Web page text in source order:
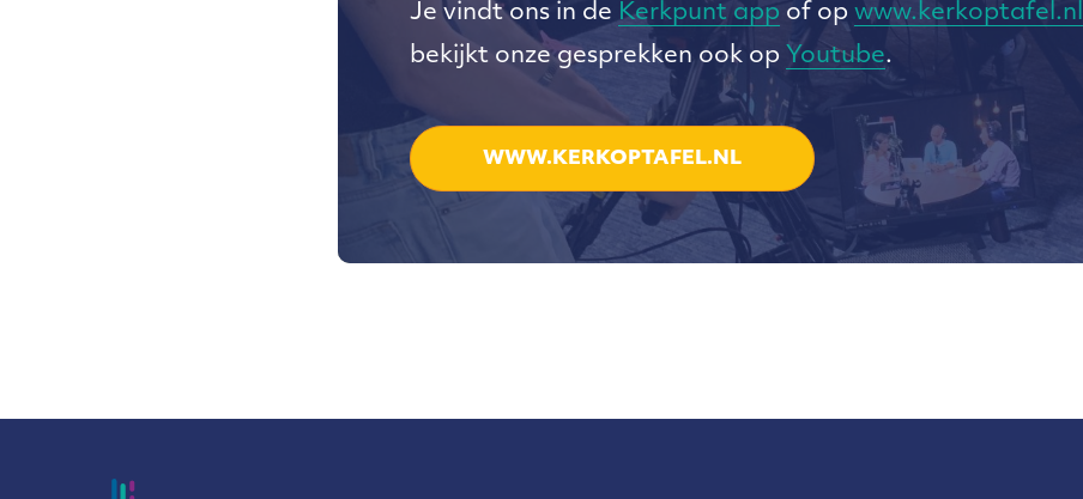
Je vindt ons in de Kerkpunt app of op www.kerkoptafel.nl
bekijkt onze gesprekken ook op Youtube.
WWW.KERKOPTAFEL.NL